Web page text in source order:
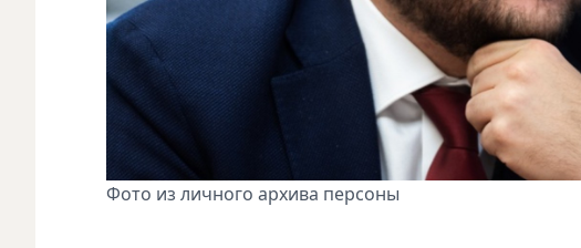
Фото из личного архива персоны